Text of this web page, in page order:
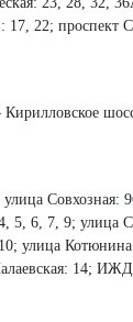
17, 22; проспект
Совхозная:
5, 6, 7, 9; улица
улица
14;